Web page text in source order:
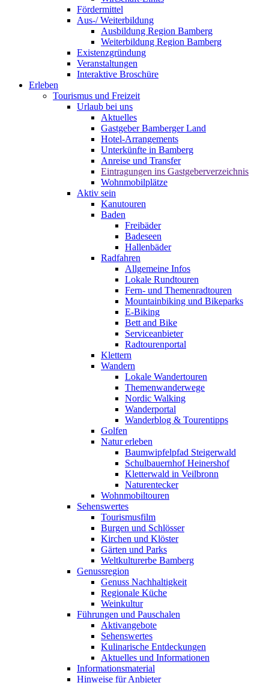
Fördermittel
Aus-/ Weiterbildung
Ausbildung Region Bamberg
Weiterbildung Region Bamberg
Existenzgründung
Veranstaltungen
Interaktive Broschüre
Erleben
Tourismus und Freizeit
Urlaub bei uns
Aktuelles
Gastgeber Bamberger Land
Hotel-Arrangements
Unterkünfte in Bamberg
Anreise und Transfer
Eintragungen ins Gastgeberverzeichnis
Wohnmobilplätze
Aktiv sein
Kanutouren
Baden
Freibäder
Badeseen
Hallenbäder
Radfahren
Allgemeine Infos
Lokale Rundtouren
Fern- und Themenradtouren
Mountainbiking und Bikeparks
E-Biking
Bett and Bike
Serviceanbieter
Radtourenportal
Klettern
Wandern
Lokale Wandertouren
Themenwanderwege
Nordic Walking
Wanderportal
Wanderblog & Tourentipps
Golfen
Natur erleben
Baumwipfelpfad Steigerwald
Schulbauernhof Heinershof
Kletterwald in Veilbronn
Naturentecker
Wohnmobiltouren
Sehenswertes
Tourismusfilm
Burgen und Schlösser
Kirchen und Klöster
Gärten und Parks
Weltkulturerbe Bamberg
Genussregion
Genuss Nachhaltigkeit
Regionale Küche
Weinkultur
Führungen und Pauschalen
Aktivangebote
Sehenswertes
Kulinarische Entdeckungen
Aktuelles und Informationen
Informationsmaterial
Hinweise für Anbieter